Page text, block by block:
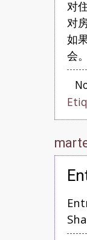
对
对
如
会。